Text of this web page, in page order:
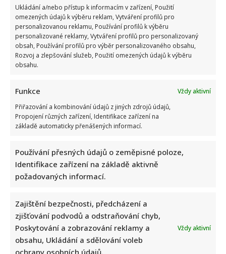
Ukládání a/nebo přístup k informacím v zařízení, Použití
omezených údajů k výběru reklam, Vytváření profilů pro
personalizovanou reklamu, Používání profilů k výběru
personalizované reklamy, Vytváření profilů pro personalizovaný
obsah, Používání profilů pro výběr personalizovaného obsahu,
Rozvoj a zlepšování služeb, Použití omezených údajů k výběru
obsahu.
Funkce
Vždy aktivní
Přiřazování a kombinování údajů z jiných zdrojů údajů,
Propojení různých zařízení, Identifikace zařízení na
základě automaticky přenášených informací.
Používání přesných údajů o zeměpisné poloze,
Identifikace zařízení na základě aktivně
požadovaných informací.
Zajištění bezpečnosti, předcházení a
zjišťování podvodů a odstraňování chyb,
Poskytování a zobrazování reklamy a
obsahu, Ukládání a sdělování voleb
ochrany osobních údajů.
Vždy aktivní
Velký test z českých přísloví: Jen opravdoví znalci zvládnou
správně doplnit 10/10 bez chyby